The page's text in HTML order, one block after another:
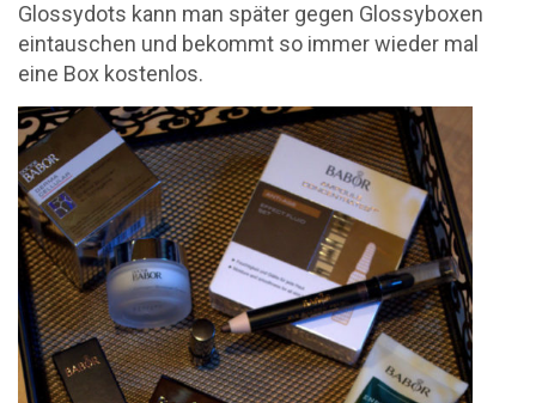
Glossydots kann man später gegen Glossyboxen
eintauschen und bekommt so immer wieder mal
eine Box kostenlos.